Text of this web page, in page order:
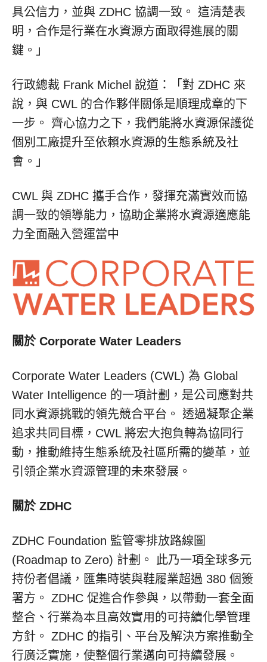
具公信力，並與 ZDHC 協調一致。 這清楚表
明，合作是行業在水資源方面取得進展的關
鍵。」
行政總裁 Frank Michel 說道：「對 ZDHC 來
說，與 CWL 的合作夥伴關係是順理成章的下
一步。 齊心協力之下，我們能將水資源保護從
個別工廠提升至依賴水資源的生態系統及社
會。」
CWL 與 ZDHC 攜手合作，發揮充滿實效而協
調一致的領導能力，協助企業將水資源適應能
力全面融入營運當中
關於 Corporate Water Leaders
Corporate Water Leaders (CWL) 為 Global
Water Intelligence 的一項計劃，是公司應對共
同水資源挑戰的領先競合平台。 透過凝聚企業
追求共同目標，CWL 將宏大抱負轉為協同行
動，推動維持生態系統及社區所需的變革，並
引領企業水資源管理的未來發展。
關於 ZDHC
ZDHC Foundation 監管零排放路線圖
(Roadmap to Zero) 計劃。 此乃一項全球多元
持份者倡議，匯集時裝與鞋履業超過 380 個簽
署方。 ZDHC 促進合作參與，以帶動一套全面
整合、行業為本且高效實用的可持續化學管理
方針。 ZDHC 的指引、平台及解決方案推動全
行廣泛實施，使整個行業邁向可持續發展。